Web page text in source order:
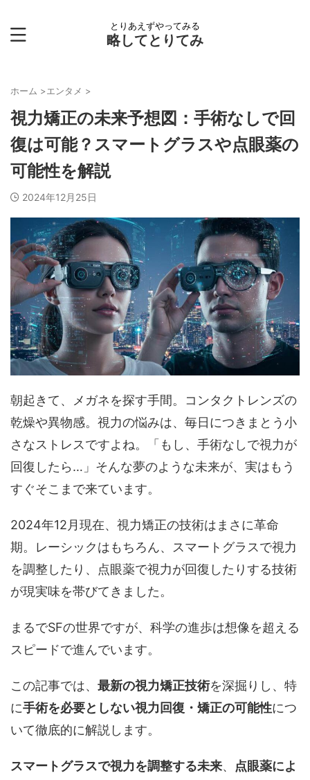
とりあえずやってみる
略してとりてみ
ホーム >エンタメ >
視力矯正の未来予想図：手術なしで回
復は可能？スマートグラスや点眼薬の
可能性を解説
2024年12月25日
朝起きて、メガネを探す手間。コンタクトレンズの
乾燥や異物感。視力の悩みは、毎日につきまとう小
さなストレスですよね。「もし、手術なしで視力が
回復したら…」そんな夢のような未来が、実はもう
すぐそこまで来ています。
2024年12月現在、視力矯正の技術はまさに革命
期。レーシックはもちろん、スマートグラスで視力
を調整したり、点眼薬で視力が回復したりする技術
が現実味を帯びてきました。
まるでSFの世界ですが、科学の進歩は想像を超える
スピードで進んでいます。
この記事では、 最新の視力矯正技術を深掘りし、特
に手術を必要としない視力回復・矯正の可能性につ
いて徹底的に解説します。
スマートグラスで視力を調整する未来、 点眼薬によ